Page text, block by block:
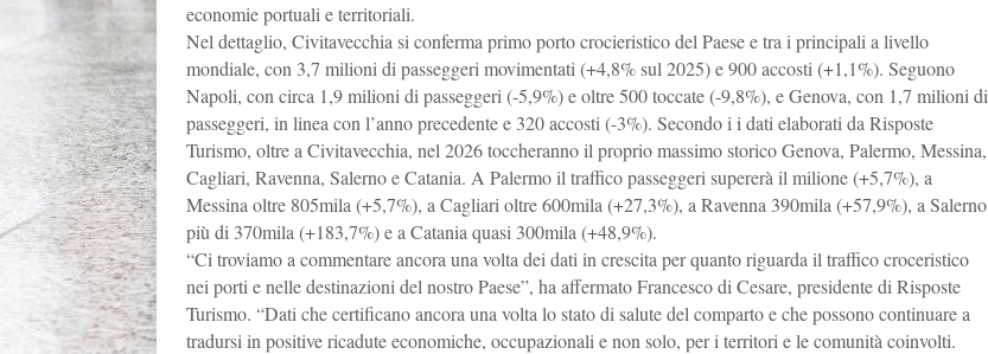
economie portuali e territoriali.
Nel dettaglio, Civitavecchia si conferma primo porto crocieristico del Paese e tra i principali a livello
mondiale, con 3,7 milioni di passeggeri movimentati (+4,8% sul 2025) e 900 accosti (+1,1%). Seguono
Napoli, con circa 1,9 milioni di passeggeri (-5,9%) e oltre 500 toccate (-9,8%), e Genova, con 1,7 milioni di
passeggeri, in linea con l’anno precedente e 320 accosti (-3%). Secondo i i dati elaborati da Risposte
Turismo, oltre a Civitavecchia, nel 2026 toccheranno il proprio massimo storico Genova, Palermo, Messina,
Cagliari, Ravenna, Salerno e Catania. A Palermo il traffico passeggeri supererà il milione (+5,7%), a
Messina oltre 805mila (+5,7%), a Cagliari oltre 600mila (+27,3%), a Ravenna 390mila (+57,9%), a Salerno
più di 370mila (+183,7%) e a Catania quasi 300mila (+48,9%).
“Ci troviamo a commentare ancora una volta dei dati in crescita per quanto riguarda il traffico croceristico
nei porti e nelle destinazioni del nostro Paese”, ha affermato Francesco di Cesare, presidente di Risposte
Turismo. “Dati che certificano ancora una volta lo stato di salute del comparto e che possono continuare a
tradursi in positive ricadute economiche, occupazionali e non solo, per i territori e le comunità coinvolti.